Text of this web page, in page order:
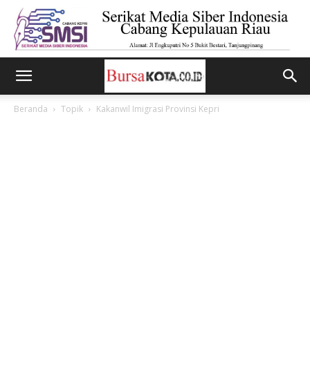
Beranda Topik Kakanwil Imigrasi Provinsi Kepri